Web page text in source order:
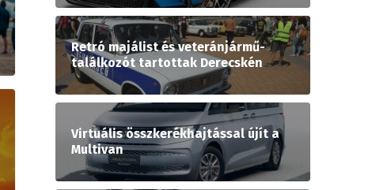
Retró majálist és veteránjármű-
találkozót tartottak Derecskén
Virtuális összkerékhajtással újít a
Multivan